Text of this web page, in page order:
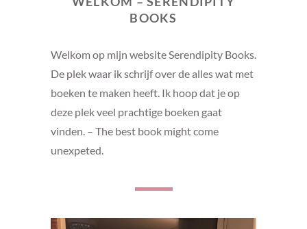
BOOKS
Welkom op mijn website Serendipity Books.
De plek waar ik schrijf over de alles wat met
boeken te maken heeft. Ik hoop dat je op
deze plek veel prachtige boeken gaat
vinden. – The best book might come
unexpeted.